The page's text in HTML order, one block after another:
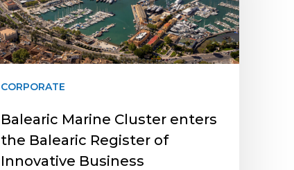
CORPORATE
Balearic Marine Cluster enters
the Balearic Register of
Innovative Business